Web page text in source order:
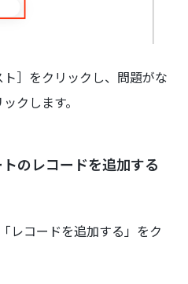
］をクリックし、問題がな
クします。
のレコードを追加する
レコードを追加する」をク